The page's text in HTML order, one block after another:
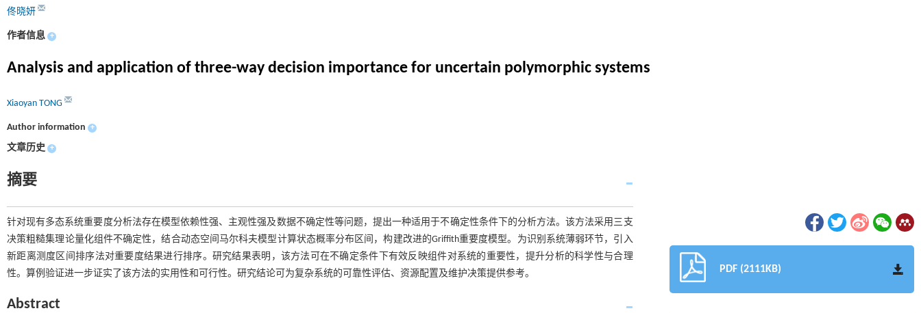
佟晓妍
作者信息 +
Analysis and application of three-way decision importance for uncertain polymorphic systems
Xiaoyan TONG
Author information +
文章历史 +
摘要
针对现有多态系统重要度分析法存在模型依赖性强、主观性强及数据不确定性等问题，提出一种适用于不确定性条件下的分析方法。该方法采用三支
决策粗糙集理论量化组件不确定性，结合动态空间马尔科夫模型计算状态概率分布区间，构建改进的Griffith重要度模型。为识别系统薄弱环节，引入
新距离测度区间排序法对重要度结果进行排序。研究结果表明，该方法可在不确定条件下有效反映组件对系统的重要性，提升分析的科学性与合理
性。算例验证进一步证实了该方法的实用性和可行性。研究结论可为复杂系统的可靠性评估、资源配置及维护决策提供参考。
Abstract
PDF (2111KB)